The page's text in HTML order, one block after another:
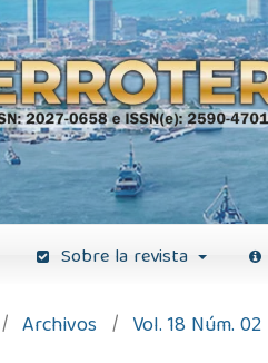
Sobre la revista
/ Archivos / Vol. 18 Núm.